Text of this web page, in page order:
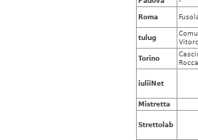
Roma
tulug
Torino
iuliiNet
Mistretta
Strettolab